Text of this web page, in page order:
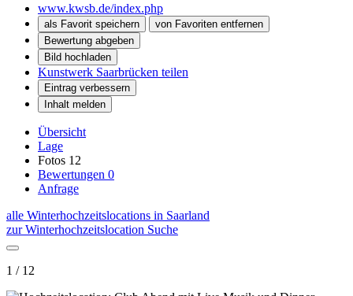
www.kwsb.de/index.php
als Favorit speichern
von Favoriten entfernen
Bewertung abgeben
Bild hochladen
Kunstwerk Saarbrücken teilen
Eintrag verbessern
Inhalt melden
Übersicht
Lage
Fotos 12
Bewertungen 0
Anfrage
alle Winterhochzeitslocations in Saarland
zur Winterhochzeitslocation Suche
1 / 12